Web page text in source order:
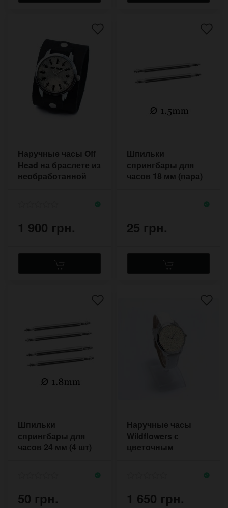
Наручные часы Off
Head на браслете из
необработанной
1 900 грн.
Шпильки
спрингбары для
часов 18 мм (пара)
25 грн.
Шпильки
спрингбары для
часов 24 мм (4 шт)
50 грн.
Наручные часы
Wildflowers с
цветочным
1 650 грн.